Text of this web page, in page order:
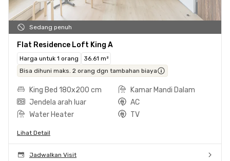
Sedang penuh
Flat Residence Loft King A
Harga untuk 1 orang
36.61 m²
Bisa dihuni maks. 2 orang dgn tambahan biaya
King Bed 180x200 cm
Kamar Mandi Dalam
Jendela arah luar
AC
Water Heater
TV
Lihat Detail
Jadwalkan Visit